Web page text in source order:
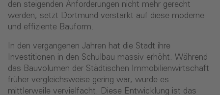
den steigenden Anforderungen nicht mehr gerecht
werden, setzt Dortmund verstärkt auf diese moderne
und effiziente Bauform.
In den vergangenen Jahren hat die Stadt ihre
Investitionen in den Schulbau massiv erhöht. Während
das Bauvolumen der Städtischen Immobilienwirtschaft
früher vergleichsweise gering war, wurde es
mittlerweile vervielfacht. Diese Entwicklung ist das